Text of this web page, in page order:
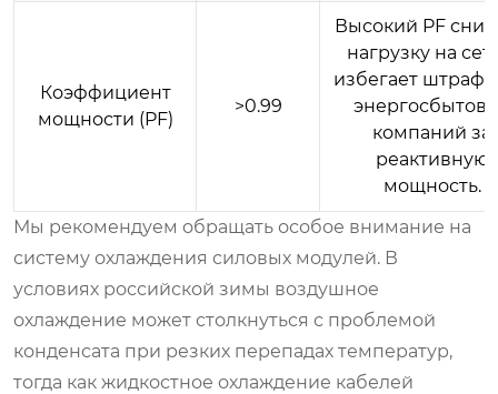
Коэффициент
мощности (PF)
>0.99
Высокий PF
нагрузку на
избегает
компаний за
реактивную
мощность.
Мы рекомендуем обращать особое внимание на
систему охлаждения силовых модулей. В
условиях российской зимы воздушное
охлаждение может столкнуться с проблемой
конденсата при резких перепадах температур,
тогда как жидкостное охлаждение кабелей